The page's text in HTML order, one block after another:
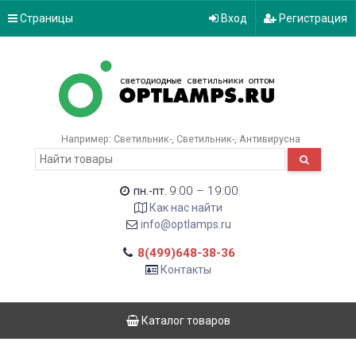
Страницы Вход Регистрация
Например: Светильник- Светильник- Антивирусна
пн.-пт. 9:00 – 19:00
Как нас найти
info@optlamps.ru
8(499)648-38-36
Контакты
Каталог товаров